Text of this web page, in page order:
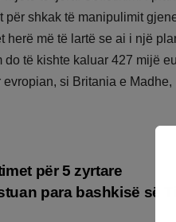
për shkak të manipulimit
herë më të lartë se ai i një
do të kishte kaluar 427 mijë
evropian, si Britania e
për 5 zyrtare
para bashkisë së